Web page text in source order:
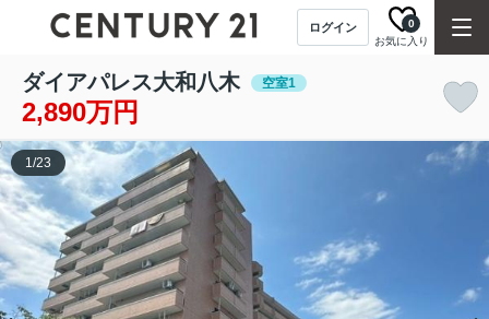
ログイン
お気に入り
0
ダイアパレス大和八木 空室1
2,890万円
1/23